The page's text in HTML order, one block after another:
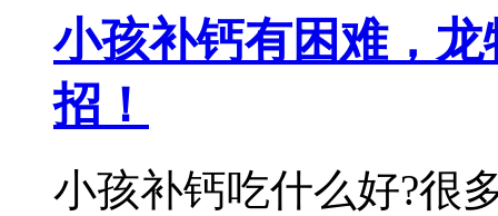
小孩补钙有困难，
招！
小孩补钙吃什么好?很